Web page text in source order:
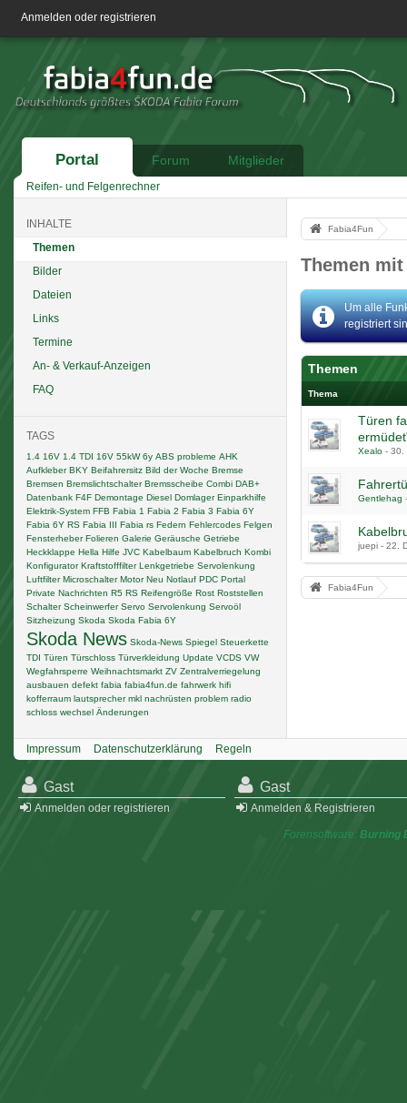
Anmelden oder registrieren
Portal Forum Mitglieder
Reifen- und Felgenrechner
INHALTE
Themen
Bilder
Dateien
Links
Termine
An- & Verkauf-Anzeigen
FAQ
TAGS
1.4 16V 1.4 TDI 16V 55kW 6y ABS probleme AHK
Aufkleber BKY Beifahrersitz Bild der Woche Bremse
Bremsen Bremslichtschalter Bremsscheibe Combi DAB+
Datenbank F4F Demontage Diesel Domlager Einparkhilfe
Elektrik-System FFB Fabia 1 Fabia 2 Fabia 3 Fabia 6Y
Fabia 6Y RS Fabia III Fabia rs Federn Fehlercodes Felgen
Fensterheber Folieren Galerie Geräusche Getriebe
Heckklappe Hella Hilfe JVC Kabelbaum Kabelbruch Kombi
Konfigurator Kraftstofffilter Lenkgetriebe Servolenkung
Luftfilter Microschalter Motor Neu Notlauf PDC Portal
Private Nachrichten R5 RS Reifengröße Rost Roststellen
Schalter Scheinwerfer Servo Servolenkung Servoöl
Sitzheizung Skoda Skoda Fabia 6Y
Skoda News Skoda-News Spiegel Steuerkette
TDI Türen Türschloss Türverkleidung Update VCDS VW
Wegfahrsperre Weihnachtsmarkt ZV Zentralverriegelung
ausbauen defekt fabia fabia4fun.de fahrwerk hifi
kofferraum lautsprecher mkl nachrüsten problem radio
schloss wechsel Änderungen
Fabia4Fun
Themen mit
Um alle
registriert
Themen
Thema
Türen
Xealo - 30.
Gentlehag
juepi - 22.
Fabia4Fun
Impressum Datenschutzerklärung Regeln
Gast
Anmelden oder registrieren
Gast
Anmelden & Registrieren
Forensoftware: Burning